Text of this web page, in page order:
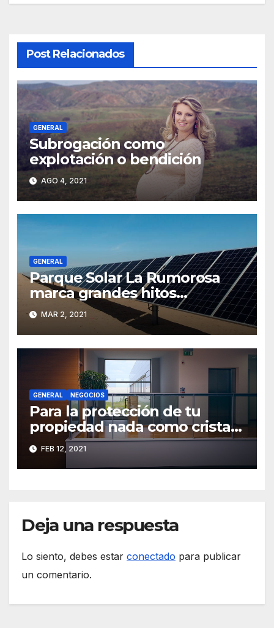
Post Relacionados
GENERAL
Subrogación como
explotación o bendición
AGO 4, 2021
GENERAL
Parque Solar La Rumorosa
marca grandes hitos
energéticos en México
MAR 2, 2021
GENERAL NEGOCIOS
Para la protección de tu
propiedad nada como cristal
de seguridad
FEB 12, 2021
Deja una respuesta
Lo siento, debes estar conectado para publicar
un comentario.